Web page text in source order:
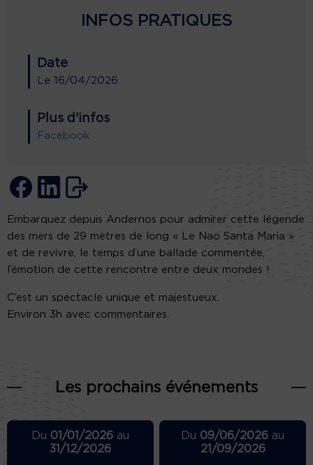
INFOS PRATIQUES
Date
Le 16/04/2026
Plus d'infos
Facebook
Embarquez depuis Andernos pour admirer cette légende
des mers de 29 mètres de long « Le Nao Santa Maria »
et de revivre, le temps d’une ballade commentée,
l’émotion de cette rencontre entre deux mondes !
C’est un spectacle unique et majestueux.
Environ 3h avec commentaires.
Les prochains événements
Du 01/01/2026au
31/12/2026
Du 09/06/2026 au
21/09/2026